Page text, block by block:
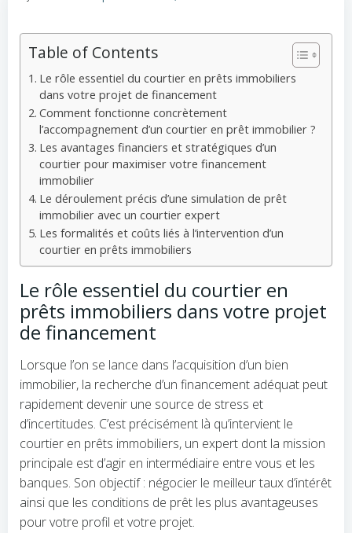
Table of Contents
Le rôle essentiel du courtier en prêts immobiliers
dans votre projet de financement
Comment fonctionne concrètement
l’accompagnement d’un courtier en prêt immobilier ?
Les avantages financiers et stratégiques d’un
courtier pour maximiser votre financement
immobilier
Le déroulement précis d’une simulation de prêt
immobilier avec un courtier expert
Les formalités et coûts liés à l’intervention d’un
courtier en prêts immobiliers
Le rôle essentiel du courtier en
prêts immobiliers dans votre projet
de financement
Lorsque l’on se lance dans l’acquisition d’un bien
immobilier, la recherche d’un financement adéquat peut
rapidement devenir une source de stress et
d’incertitudes. C’est précisément là qu’intervient le
courtier en prêts immobiliers, un expert dont la mission
principale est d’agir en intermédiaire entre vous et les
banques. Son objectif : négocier le meilleur taux d’intérêt
ainsi que les conditions de prêt les plus avantageuses
pour votre profil et votre projet.